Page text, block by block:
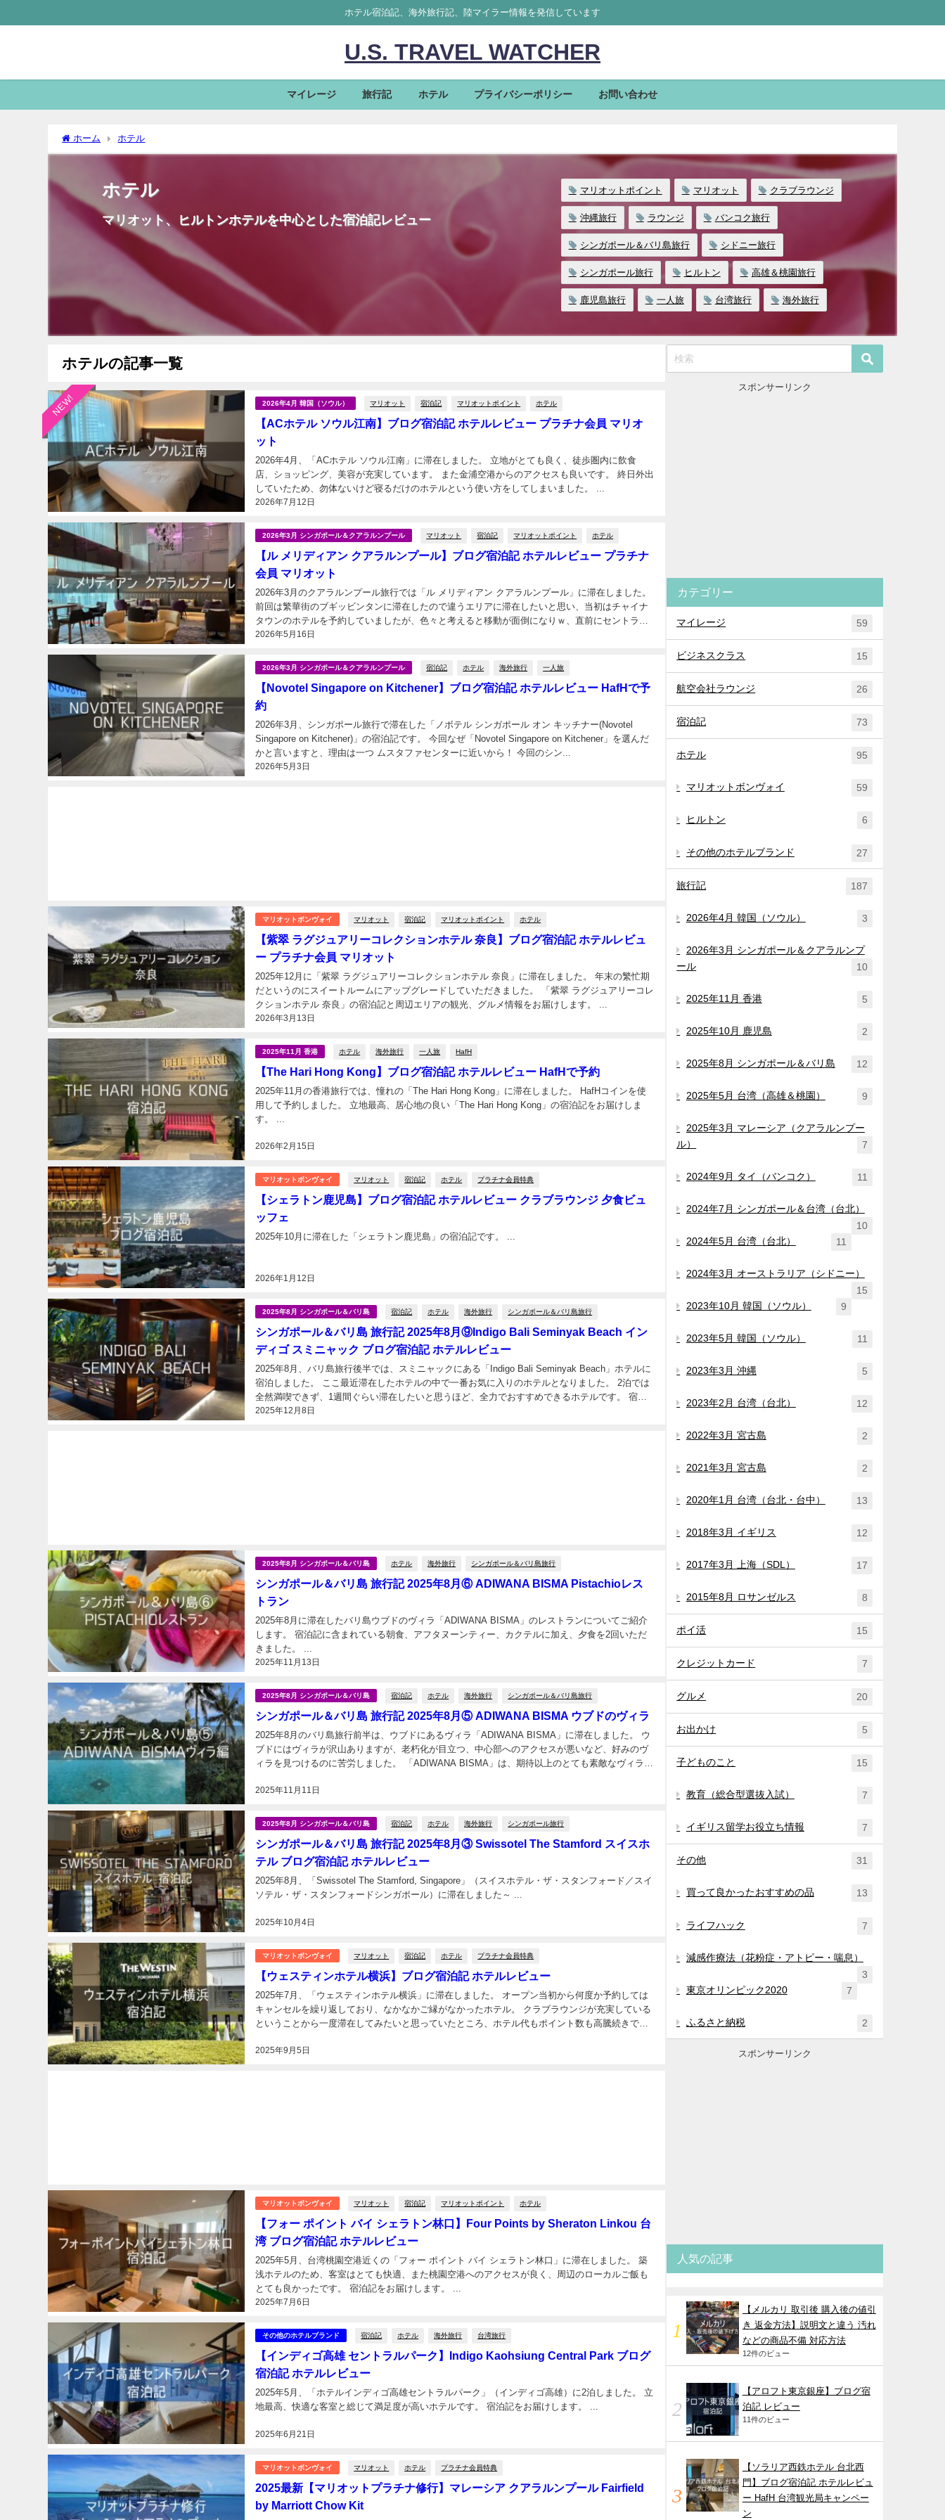
ホテル宿泊記、海外旅行記、陸マイラー情報を発信しています
U.S. TRAVEL WATCHER
マイレージ 旅行記 ホテル プライバシーポリシー お問い合わせ
ホーム ホテル
ホテル
マリオット、ヒルトンホテルを中心とした宿泊記レビュー
マリオットポイント マリオット クラブラウンジ
沖縄旅行 ラウンジ バンコク旅行
シンガポール＆バリ島旅行 シドニー旅行
シンガポール旅行 ヒルトン 高雄＆桃園旅行
鹿児島旅行 一人旅 台湾旅行 海外旅行
ホテルの記事一覧
NEW! 2026年4月 韓国（ソウル） マリオット 宿泊記 マリオットポイント ホテル
【ACホテル ソウル江南】ブログ宿泊記 ホテルレビュー プラチナ会員 マリオ
ット
2026年7月12日
2026年4月、「ACホテル ソウル江南」に滞在しました。 立地がとても良く、徒歩圏内に飲食
店、ショッピング、美容が充実しています。 また金浦空港からのアクセスも良いです。 終日外出
2026年3月 シンガポール＆クアラルンプール マリオット 宿泊記 マリオットポイント ホテル
【ル メリディアン クアラルンプール】ブログ宿泊記 ホテルレビュー プラチナ
会員 マリオット
2026年5月16日
2026年3月のクアラルンプール旅行では「ル メリディアン クアラルンプール」に滞在しました。
前回は繁華街のブギッビンタンに滞在したので違うエリアに滞在したいと思い、当初はチャイナ
タウンのホテルを予約していましたが、色々と考えると移動が面倒になりｗ、直前にセントラル
にある「ル メリディアン クアラルンプール」を予約...
2026年3月 シンガポール＆クアラルンプール 宿泊記 ホテル 海外旅行 一人旅
【Novotel Singapore on Kitchener】ブログ宿泊記 ホテルレビュー HafHで予
約
2026年5月3日
2026年3月、シンガポール旅行で滞在した「ノボテル シンガポール オン キッチナー(Novotel
Singapore on Kitchener)」の宿泊記です。 今回なぜ「Novotel Singapore on Kitchener」を選んだ
かと言いますと、理由は一つ ムスタファセンターに近いから！ 今回のシン...
マリオットボンヴォイ マリオット 宿泊記 マリオットポイント ホテル
【紫翠 ラグジュアリーコレクションホテル 奈良】ブログ宿泊記 ホテルレビュ
ー プラチナ会員 マリオット
2026年3月13日
2025年12月に「紫翠 ラグジュアリーコレクションホテル 奈良」に滞在しました。 年末の繁忙期
だというのにスイートルームにアップグレードしていただきました。 「紫翠 ラグジュアリーコレ
2025年11月 香港 ホテル 海外旅行 一人旅 HafH
【The Hari Hong Kong】ブログ宿泊記 ホテルレビュー HafHで予約
2026年2月15日
2025年11月の香港旅行では、憧れの「The Hari Hong Kong」に滞在しました。 HafHコインを使
用して予約しました。 立地最高、居心地の良い「The Hari Hong Kong」の宿泊記をお届けしま
す。 ...
マリオットボンヴォイ マリオット 宿泊記 ホテル プラチナ会員特典
【シェラトン鹿児島】ブログ宿泊記 ホテルレビュー クラブラウンジ 夕食ビュ
ッフェ
2026年1月12日
2025年8月 シンガポール＆バリ島 宿泊記 ホテル 海外旅行 シンガポール＆バリ島旅行
シンガポール＆バリ島 旅行記 2025年8月⑨Indigo Bali Seminyak Beach イン
ディゴ スミニャック ブログ宿泊記 ホテルレビュー
2025年12月8日
2025年8月、バリ島旅行後半では、スミニャックにある「Indigo Bali Seminyak Beach」ホテルに
宿泊しました。 ここ最近滞在したホテルの中で一番お気に入りのホテルとなりました。 2泊では
全然満喫できず、1週間ぐらい滞在したいと思うほど、全力でおすすめできるホテルです。 宿泊
記をお届けします。 ...
2025年8月 シンガポール＆バリ島 ホテル 海外旅行 シンガポール＆バリ島旅行
シンガポール＆バリ島 旅行記 2025年8月⑥ ADIWANA BISMA Pistachioレス
トラン
2025年11月13日
2025年8月に滞在したバリ島ウブドのヴィラ「ADIWANA BISMA」のレストランについてご紹介
します。 宿泊記に含まれている朝食、アフタヌーンティー、カクテルに加え、夕食を2回いただ
2025年8月 シンガポール＆バリ島 宿泊記 ホテル 海外旅行 シンガポール＆バリ島旅行
シンガポール＆バリ島 旅行記 2025年8月⑤ ADIWANA BISMA ウブドのヴィラ
2025年11月11日
2025年8月のバリ島旅行前半は、ウブドにあるヴィラ「ADIWANA BISMA」に滞在しました。 ウ
ブドにはヴィラが沢山ありますが、老朽化が目立つ、中心部へのアクセスが悪いなど、好みのヴ
ィラを見つけるのに苦労しました。 「ADIWANA BISMA」は、期待以上のとても素敵なヴィラで
2025年8月 シンガポール＆バリ島 宿泊記 ホテル 海外旅行 シンガポール旅行
シンガポール＆バリ島 旅行記 2025年8月③ Swissotel The Stamford スイスホ
テル ブログ宿泊記 ホテルレビュー
2025年10月4日
2025年8月、「Swissotel The Stamford, Singapore」（スイスホテル・ザ・スタンフォード／スイ
ソテル・ザ・スタンフォードシンガポール）に滞在しました～ ...
マリオットボンヴォイ マリオット 宿泊記 ホテル プラチナ会員特典
【ウェスティンホテル横浜】ブログ宿泊記 ホテルレビュー
2025年9月5日
2025年7月、「ウェスティンホテル横浜」に滞在しました。 オープン当初から何度か予約しては
キャンセルを繰り返しており、なかなかご縁がなかったホテル。 クラブラウンジが充実している
ということから一度滞在してみたいと思っていたところ、ホテル代もポイント数も高騰続きで敷
マリオットボンヴォイ マリオット 宿泊記 マリオットポイント ホテル
【フォー ポイント バイ シェラトン林口】Four Points by Sheraton Linkou 台
湾 ブログ宿泊記 ホテルレビュー
2025年7月6日
2025年5月、台湾桃園空港近くの「フォー ポイント バイ シェラトン林口」に滞在しました。 築
浅ホテルのため、客室はとても快適、また桃園空港へのアクセスが良く、周辺のローカルご飯も
その他のホテルブランド 宿泊記 ホテル 海外旅行 台湾旅行
【インディゴ高雄 セントラルパーク】Indigo Kaohsiung Central Park ブログ
宿泊記 ホテルレビュー
2025年6月21日
2025年5月、「ホテルインディゴ高雄セントラルパーク」（インディゴ高雄）に2泊しました。 立
マリオットボンヴォイ マリオット ホテル プラチナ会員特典
2025最新【マリオットプラチナ修行】マレーシア クアラルンプール Fairfield
by Marriott Chow Kit
スポンサーリンク
カテゴリー
マイレージ 59
ビジネスクラス 15
航空会社ラウンジ 26
宿泊記 73
ホテル 95
マリオットボンヴォイ 59
ヒルトン 6
その他のホテルブランド 27
旅行記 187
2026年4月 韓国（ソウル） 3
2026年3月 シンガポール＆クアラルンプ
ール
10
2025年11月 香港 5
2025年10月 鹿児島 2
2025年8月 シンガポール＆バリ島 12
2025年5月 台湾（高雄＆桃園） 9
2025年3月 マレーシア（クアラルンプー
ル）
7
2024年9月 タイ（バンコク） 11
2024年7月 シンガポール＆台湾（台北）
10
2024年5月 台湾（台北）
11
2024年3月 オーストラリア（シドニー）
15
2023年10月 韓国（ソウル）
9
2023年5月 韓国（ソウル） 11
2023年3月 沖縄 5
2023年2月 台湾（台北） 12
2022年3月 宮古島 2
2021年3月 宮古島 2
2020年1月 台湾（台北・台中） 13
2018年3月 イギリス 12
2017年3月 上海（SDL） 17
2015年8月 ロサンゼルス 8
ポイ活 15
クレジットカード 7
グルメ 20
お出かけ 5
子どものこと 15
教育（総合型選抜入試） 7
イギリス留学お役立ち情報 7
その他 31
買って良かったおすすめの品 13
ライフハック 7
減感作療法（花粉症・アトピー・喘息）
3
東京オリンピック2020
7
ふるさと納税 2
スポンサーリンク
人気の記事
【メルカリ 取引後 購入後の値引
き 返金方法】説明文と違う 汚れ
などの商品不備 対応方法
12件のビュー
【アロフト東京銀座】ブログ宿
泊記 レビュー
11件のビュー
【ソラリア西鉄ホテル 台北西
門】ブログ宿泊記 ホテルレビュ
ー HafH 台湾観光局キャンペー
ン